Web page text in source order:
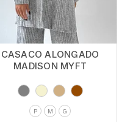
CASACO ALONGADO
MADISON MYFT
P M G